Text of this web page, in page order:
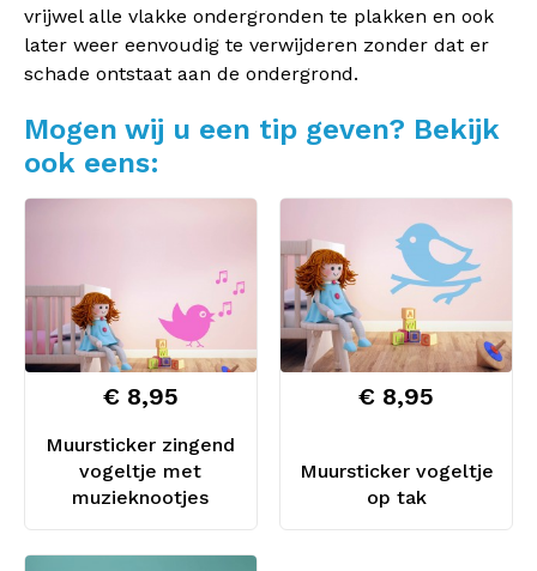
vrijwel alle vlakke ondergronden te plakken en ook
later weer eenvoudig te verwijderen zonder dat er
schade ontstaat aan de ondergrond.
Mogen wij u een tip geven? Bekijk
ook eens:
Muursticker zingend
vogeltje met
muzieknootjes
€ 8,95
Muursticker vogeltje
op tak
€ 8,95